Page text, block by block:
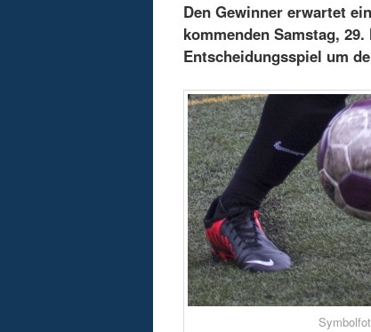
Den Gewinner erwartet
kommenden Samstag,
Entscheidungsspiel um